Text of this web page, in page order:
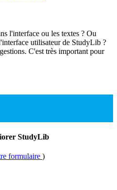
l'interface ou les textes ? Ou
utilisateur de StudyLib ?
C'est très important pour
StudyLib
formulaire )